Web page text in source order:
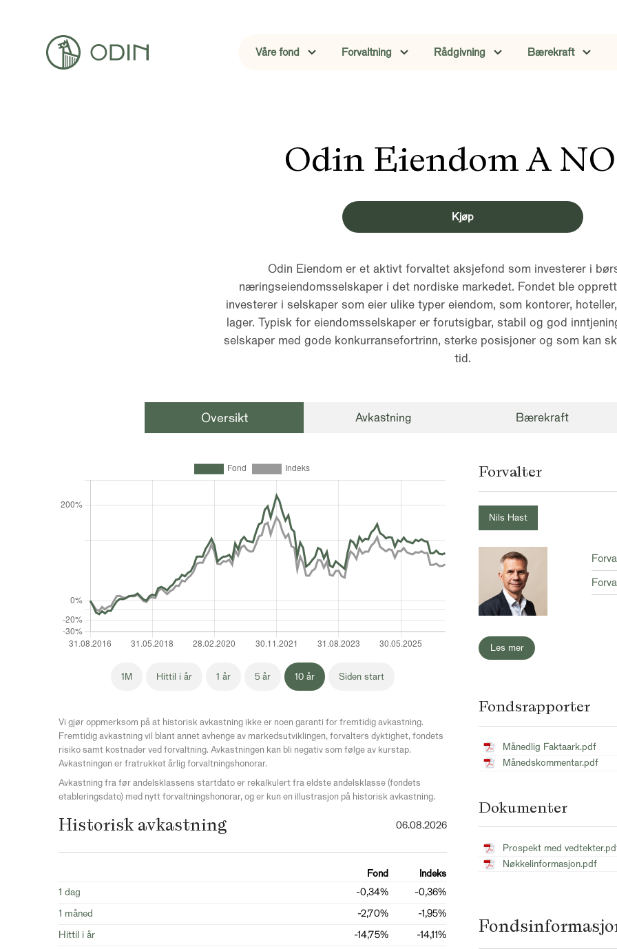
Våre fond Forvaltning Rådgivning Bærekraft
Odin Eiendom A
Kjøp
Odin Eiendom er et aktivt forvaltet aksjefond som investerer i
næringseiendomsselskaper i det nordiske markedet. Fondet ble
investerer i selskaper som eier ulike typer eiendom, som kontorer,
lager. Typisk for eiendomsselskaper er forutsigbar, stabil og god
selskaper med gode konkurransefortrinn, sterke posisjoner og som kan
tid.
Oversikt Avkastning Bærekraft
1M Hittil i år 1 år 5 år 10 år Siden start
Vi gjør oppmerksom på at historisk avkastning ikke er noen garanti for fremtidig avkastning.
Fremtidig avkastning vil blant annet avhenge av markedsutviklingen, forvalters dyktighet, fondets
risiko samt kostnader ved forvaltning. Avkastningen kan bli negativ som følge av kurstap.
Avkastningen er fratrukket årlig forvaltningshonorar.
Avkastning fra før andelsklassens startdato er rekalkulert fra eldste andelsklasse (fondets
etableringsdato) med nytt forvaltningshonorar, og er kun en illustrasjon på historisk avkastning.
Historisk avkastning 06.08.2026
Fond
Indeks
1 dag
-0,34%
-0,36%
1 måned
-2,70%
-1,95%
Hittil i år
-14,75%
-14,11%
Forvalter
Nils Hast
Les mer
Fondsrapporter
Månedlig Faktaark.pdf
Månedskommentar.pdf
Dokumenter
Prospekt med
Nøkkelinformasjon.pdf